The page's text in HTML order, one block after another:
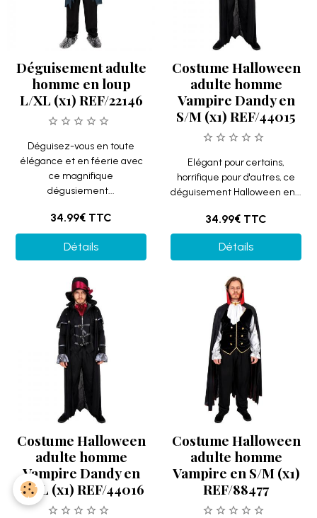
Déguisement adulte
homme en loup
L/XL (x1) REF/22146
Déguisez-vous en toute
élégance et en féerie avec
ce magnifique
dégusiement...
34.99€ TTC
Détails
Costume Halloween
adulte homme
Vampire Dandy en
S/M (x1) REF/44015
Elégant pour certains,
horrifique pour d'autres, ce
déguisement Halloween en...
34.99€ TTC
Détails
Costume Halloween
adulte homme
Vampire Dandy en
L/XL (x1) REF/44016
Costume Halloween
adulte homme
Vampire en S/M (x1)
REF/88477